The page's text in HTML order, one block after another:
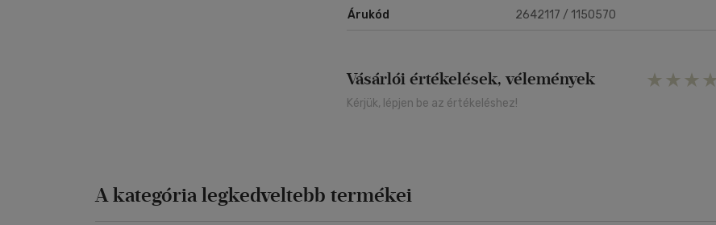
Árukód 2642117 / 1150570
Vásárlói értékelések, vélemények
Kérjük, lépjen be az értékeléshez!
A kategória legkedveltebb termékei